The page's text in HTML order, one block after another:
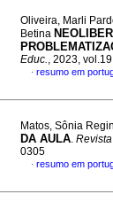
Oliveira, Marli
Betina
Educ., 2023,
· resumo em
Matos, Sônia
DA AULA.
0305
· resumo em